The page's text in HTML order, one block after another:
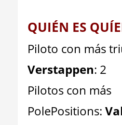
QUIÉN ES
Piloto con más
Verstappen: 2
Pilotos con más
PolePositions: